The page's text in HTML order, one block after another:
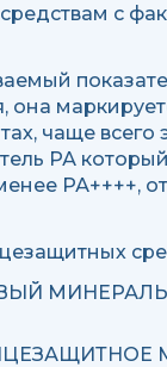
с
она
чаще всего
РА
РА++++,